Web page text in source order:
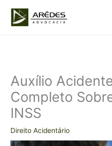
Auxílio
Completo
INSS
Direito Acidentário